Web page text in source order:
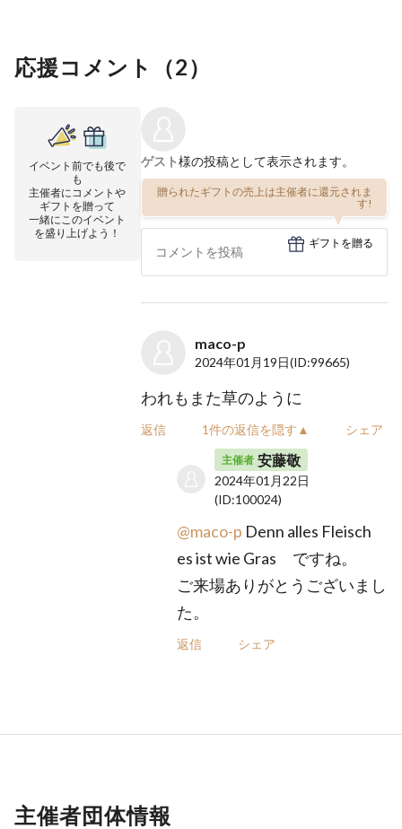
応援コメント（2）
イベント前でも後で
も
主催者にコメントや
ギフトを贈って
一緒にこのイベント
を盛り上げよう！
ゲスト様の投稿として表示されます。
贈られたギフトの売上は主催者に還元されま
す!
ギフトを贈る
maco-p
2024年01月19日(ID:99665)
われもまた草のように
返信 1件の返信を隠す▲ シェア
主催者 安藤敬
2024年01月22日
(ID:100024)
@maco-p Denn alles Fleisch
es ist wie Gras ですね。
ご来場ありがとうございまし
た。
返信 シェア
主催者団体情報